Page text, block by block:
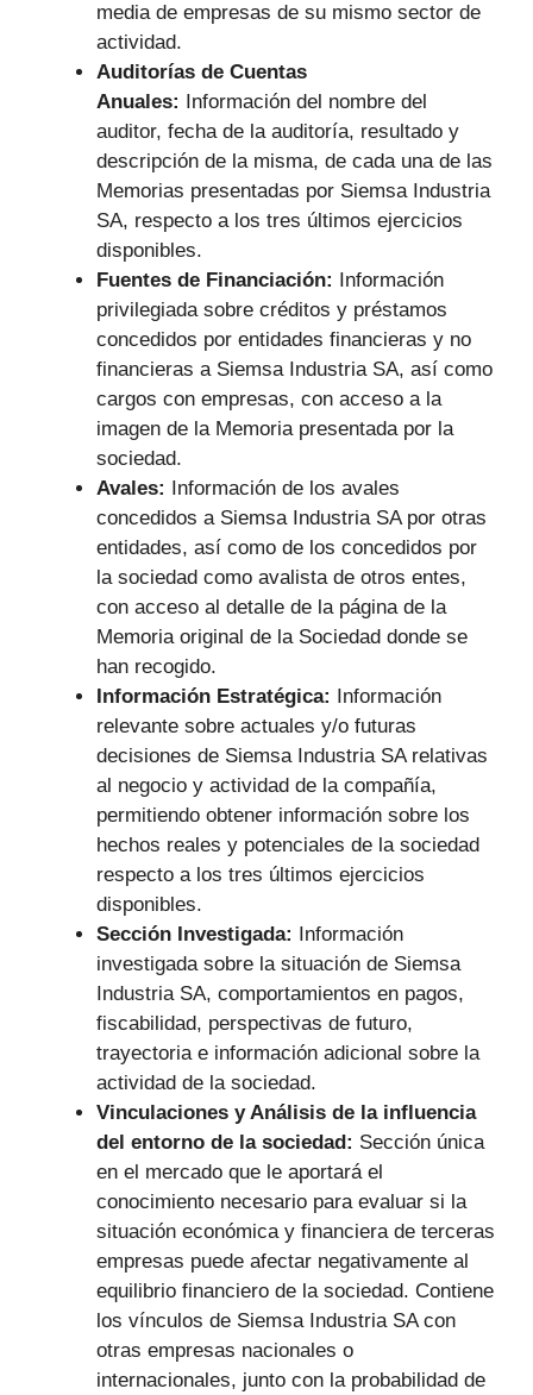
media de empresas de su mismo sector de
actividad.
Auditorías de Cuentas
Anuales: Información del nombre del
auditor, fecha de la auditoría, resultado y
descripción de la misma, de cada una de las
Memorias presentadas por Siemsa Industria
SA, respecto a los tres últimos ejercicios
disponibles.
Fuentes de Financiación: Información
privilegiada sobre créditos y préstamos
concedidos por entidades financieras y no
financieras a Siemsa Industria SA, así como
cargos con empresas, con acceso a la
imagen de la Memoria presentada por la
sociedad.
Avales: Información de los avales
concedidos a Siemsa Industria SA por otras
entidades, así como de los concedidos por
la sociedad como avalista de otros entes,
con acceso al detalle de la página de la
Memoria original de la Sociedad donde se
han recogido.
Información Estratégica: Información
relevante sobre actuales y/o futuras
decisiones de Siemsa Industria SA relativas
al negocio y actividad de la compañía,
permitiendo obtener información sobre los
hechos reales y potenciales de la sociedad
respecto a los tres últimos ejercicios
disponibles.
Sección Investigada: Información
investigada sobre la situación de Siemsa
Industria SA, comportamientos en pagos,
fiscabilidad, perspectivas de futuro,
trayectoria e información adicional sobre la
actividad de la sociedad.
Vinculaciones y Análisis de la influencia
del entorno de la sociedad: Sección única
en el mercado que le aportará el
conocimiento necesario para evaluar si la
situación económica y financiera de terceras
empresas puede afectar negativamente al
equilibrio financiero de la sociedad. Contiene
los vínculos de Siemsa Industria SA con
otras empresas nacionales o
internacionales, junto con la probabilidad de